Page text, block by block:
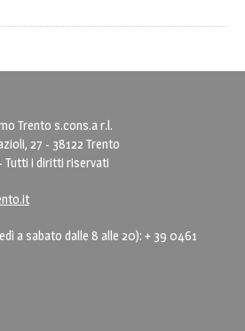
Trento s.cons.a r.l.
27 - 38122 Trento
Tutti i diritti riservati
a sabato dalle 8 alle 20): + 39 0461